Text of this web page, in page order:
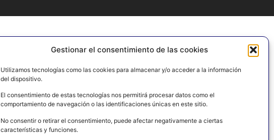
Gestionar el consentimiento de las cookies
Utilizamos tecnologías como las cookies para almacenar y/o acceder a la información
del dispositivo.
El consentimiento de estas tecnologías nos permitirá procesar datos como el
comportamiento de navegación o las identificaciones únicas en este sitio.
No consentir o retirar el consentimiento, puede afectar negativamente a ciertas
características y funciones.